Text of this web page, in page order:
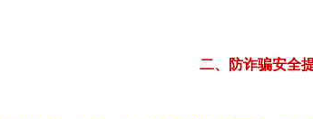
二、防诈骗安全